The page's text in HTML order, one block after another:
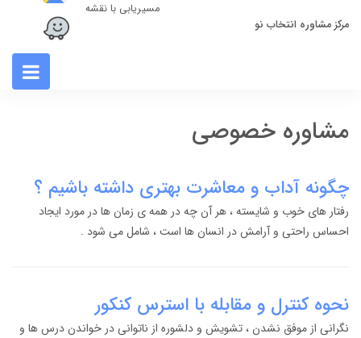
مرکز مشاوره انتخاب نو
مسیریابی با نقشه
مشاوره خصوصی
چگونه آداب و معاشرت بهتری داشته باشیم ؟
رفتار های خوب و شایسته ، هر آن چه در همه ی زمان ها در مورد ایجاد
احساس راحتی و آرامش در انسان ها است ، شامل می شود .
نحوه کنترل و مقابله با استرس کنکور
نگرانی از موفق نشدن ، تشویش و دلشوره از ناتوانی در خواندن درس ها و